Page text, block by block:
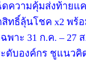
ความคุ้มส่งท้ายแ
สิทธิ์ลุ้นโชค x2 พ
าะ 31 ก.ค. – 27
ะดับองค์กร ชูแนว